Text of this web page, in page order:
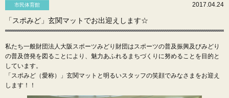
2017.04.24
市民体育館
「スポみど」玄関マットでお出迎えします☆
私たち一般財団法人大阪スポーツみどり財団はスポーツの普及振興及びみどり
の普及啓発を図ることにより、魅力あふれるまちづくりに努めることを目的と
しています。
「スポみど（愛称）」玄関マットと明るいスタッフの笑顔でみなさまをお迎え
します！！